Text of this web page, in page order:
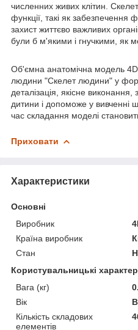
численних живих клітин.
функції, такі як забезпечення
захист життєво важливих
були б м'якими і гнучкими, як
Об'ємна анатомічна модель 4D
людини "Скелет людини" у
деталізація, якісне виконання,
дитини і допоможе у вивченні
час складання моделі
Приховати
Характеристики
Основні
Виробник
Країна виробник
Стан
Користувальницькі
Вага (кг)
Вік
Кількість складових
елементів